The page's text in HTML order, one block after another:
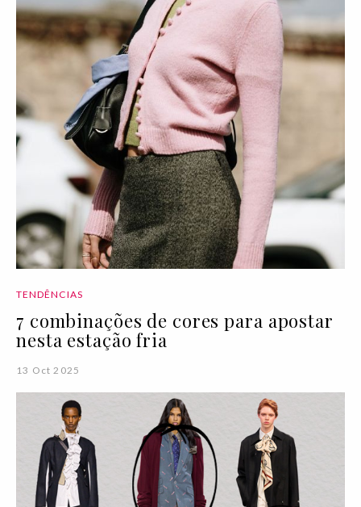
TENDÊNCIAS
7 combinações de cores para apostar
nesta estação fria
13 Oct 2025